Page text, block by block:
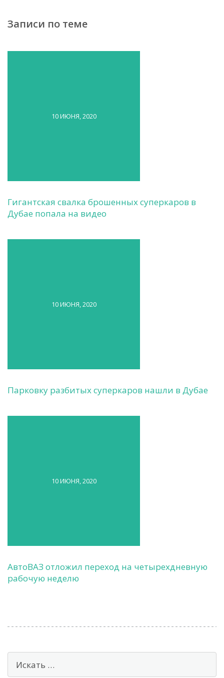
Записи по теме
10 ИЮНЯ, 2020
Гигантская свалка брошенных суперкаров в
Дубае попала на видео
10 ИЮНЯ, 2020
Парковку разбитых суперкаров нашли в Дубае
10 ИЮНЯ, 2020
АвтоВАЗ отложил переход на четырехдневную
рабочую неделю